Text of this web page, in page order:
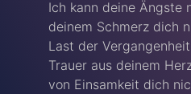
Ich kann deine Ängste
deinem Schmerz dich
Last der
Trauer aus deinem
von Einsamkeit dich